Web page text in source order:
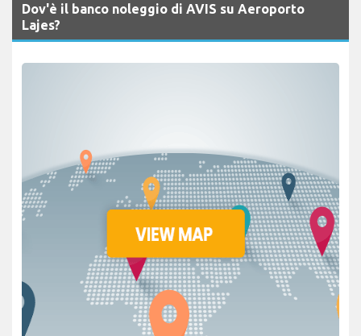
Dov'è il banco noleggio di AVIS su Aeroporto
Lajes?